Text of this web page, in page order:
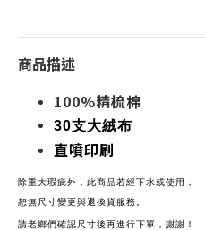
商品描述
100%精梳棉
30支大絨布
直噴印刷
除重大瑕疵外， 此商品若經下水或使用，
恕無尺寸變更與退換貨服務。
請老鄉們確認尺寸後再進行下單，謝謝！